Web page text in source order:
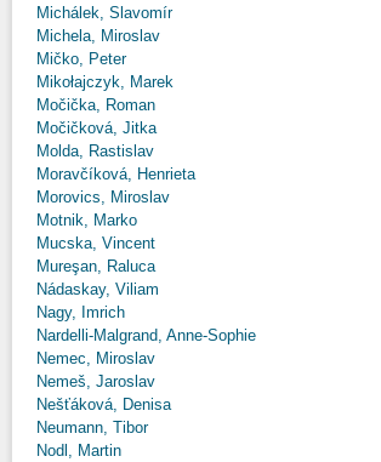
Michálek, Slavomír
Michela, Miroslav
Mičko, Peter
Mikołajczyk, Marek
Močička, Roman
Močičková, Jitka
Molda, Rastislav
Moravčíková, Henrieta
Morovics, Miroslav
Motnik, Marko
Mucska, Vincent
Mureşan, Raluca
Nádaskay, Viliam
Nagy, Imrich
Nardelli-Malgrand, Anne-Sophie
Nemec, Miroslav
Nemeš, Jaroslav
Nešťáková, Denisa
Neumann, Tibor
Nodl, Martin